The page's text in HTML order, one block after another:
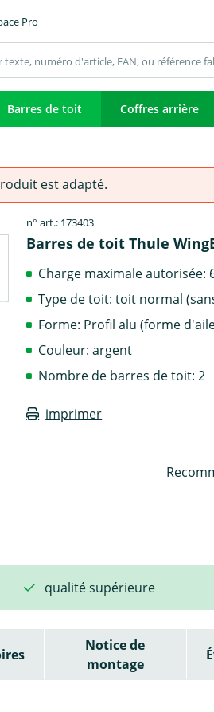
Pro
Barres de toit Coffres arrière
est adapté.
n° art.: 173403
Barres de toit Thule
Charge maximale autorisée:
Type de toit: toit normal
Forme: Profil alu (forme
Couleur: argent
Nombre de barres de toit: 2
imprimer
qualité supérieure
Notice de
montage